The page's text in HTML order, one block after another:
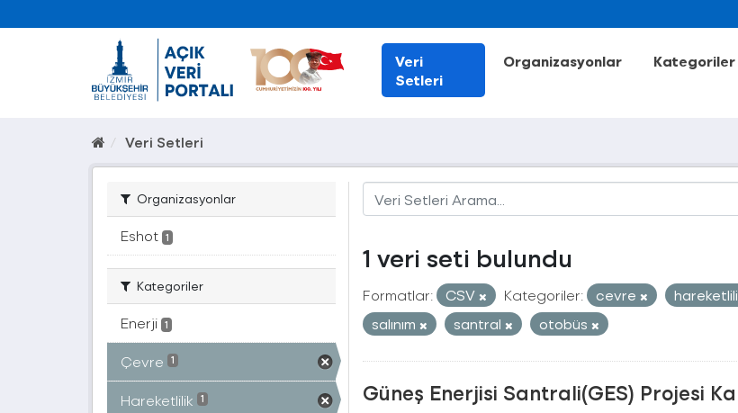
Veri
Setleri
Organizasyonlar Kategoriler
Veri Setleri
Organizasyonlar
Eshot 1
Kategoriler
Enerji 1
Çevre 1
Hareketlilik 1
1 veri seti bulundu
Formatlar: CSV Kategoriler: cevre
salınım
santral otobüs
Güneş Enerjisi Santrali(GES) Projesi